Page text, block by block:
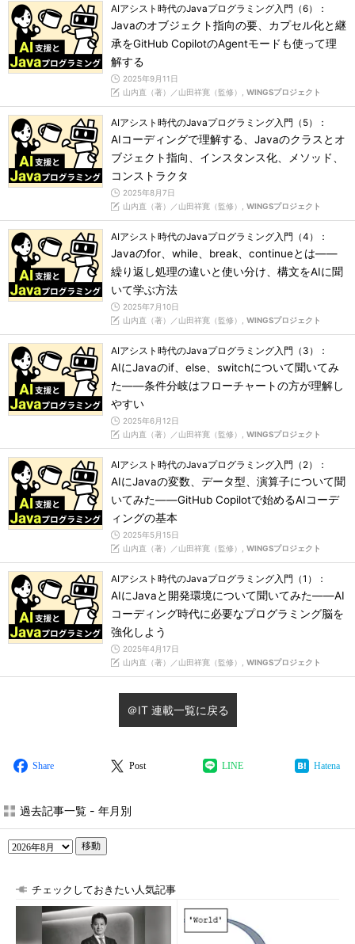
AIアシスト時代のJavaプログラミング入門（6）：
Javaのオブジェクト指向の要、カプセル化と継
承をGitHub CopilotのAgentモードも使って理
解する
2025年9月11日
山内直（著）／山田祥寛（監修）, WINGSプロジェクト
AIアシスト時代のJavaプログラミング入門（5）：
AIコーディングで理解する、Javaのクラスとオ
ブジェクト指向、インスタンス化、メソッド、
コンストラクタ
2025年8月7日
山内直（著）／山田祥寛（監修）, WINGSプロジェクト
AIアシスト時代のJavaプログラミング入門（4）：
Javaのfor、while、break、continueとは――
繰り返し処理の違いと使い分け、構文をAIに聞
いて学ぶ方法
2025年7月10日
山内直（著）／山田祥寛（監修）, WINGSプロジェクト
AIアシスト時代のJavaプログラミング入門（3）：
AIにJavaのif、else、switchについて聞いてみ
た――条件分岐はフローチャートの方が理解し
やすい
2025年6月12日
山内直（著）／山田祥寛（監修）, WINGSプロジェクト
AIアシスト時代のJavaプログラミング入門（2）：
AIにJavaの変数、データ型、演算子について聞
いてみた――GitHub Copilotで始めるAIコーデ
ィングの基本
2025年5月15日
山内直（著）／山田祥寛（監修）, WINGSプロジェクト
AIアシスト時代のJavaプログラミング入門（1）：
AIにJavaと開発環境について聞いてみた――AI
コーディング時代に必要なプログラミング脳を
強化しよう
2025年4月17日
山内直（著）／山田祥寛（監修）, WINGSプロジェクト
＠IT 連載一覧に戻る
Share Post LINE Hatena
過去記事一覧 - 年月別
移動
チェックしておきたい人気記事